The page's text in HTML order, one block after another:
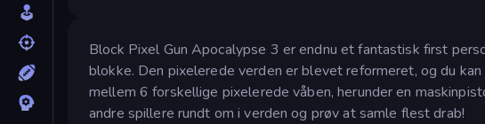
Block Pixel Gun Apocalypse 3 er endnu et fantastisk first
blokke. Den pixelerede verden er blevet reformeret, og du
mellem 6 forskellige pixelerede våben, herunder en
andre spillere rundt om i verden og prøv at samle flest drab!